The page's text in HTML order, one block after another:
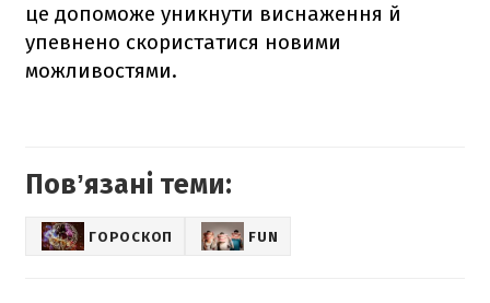
це допоможе уникнути виснаження й
упевнено скористатися новими
можливостями.
Повʼязані теми:
ГОРОСКОП FUN